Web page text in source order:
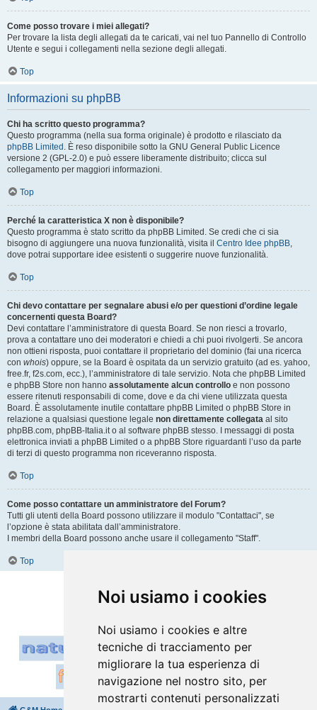
Noi usiamo i cookies
Noi usiamo i cookies e altre
tecniche di tracciamento per
migliorare la tua esperienza di
navigazione nel nostro sito, per
mostrarti contenuti personalizzati
Come posso trovare i miei allegati?
Per trovare la lista degli allegati da te caricati, vai nel tuo Pannello di Controllo
Utente e segui i collegamenti nella sezione degli allegati.
Top
Informazioni su phpBB
Chi ha scritto questo programma?
Questo programma (nella sua forma originale) è prodotto e rilasciato da
phpBB Limited . È reso disponibile sotto la GNU General Public Licence
versione 2 (GPL-2.0) e può essere liberamente distribuito; clicca sul
collegamento per maggiori informazioni.
Top
Perché la caratteristica X non è disponibile?
Questo programma è stato scritto da phpBB Limited. Se credi che ci sia
bisogno di aggiungere una nuova funzionalità, visita il Centro Idee phpBB,
dove potrai supportare idee esistenti o suggerire nuove funzionalità.
Top
Chi devo contattare per segnalare abusi e/o per questioni d’ordine legale
concernenti questa Board?
Devi contattare l’amministratore di questa Board. Se non riesci a trovarlo,
prova a contattare uno dei moderatori e chiedi a chi puoi rivolgerti. Se ancora
non ottieni risposta, puoi contattare il proprietario del dominio (fai una ricerca
con whois) oppure, se la Board è ospitata da un servizio gratuito (ad es. yahoo,
free.fr, f2s.com, ecc.), l’amministratore di tale servizio. Nota che phpBB Limited
e phpBB Store non hanno assolutamente alcun controllo e non possono
essere ritenuti responsabili di come, dove e da chi viene utilizzata questa
Board. È assolutamente inutile contattare phpBB Limited o phpBB Store in
relazione a qualsiasi questione legale non direttamente collegata al sito
phpBB.com, phpBB-Italia.it o al software phpBB stesso. I messaggi di posta
elettronica inviati a phpBB Limited o a phpBB Store riguardanti l’uso da parte
di terzi di questo programma non riceveranno risposta.
Top
Come posso contattare un amministratore del Forum?
Tutti gli utenti della Board possono utilizzare il modulo "Contattaci", se
l’opzione è stata abilitata dall’amministratore.
I membri della Board possono anche usare il collegamento "Staff".
Top